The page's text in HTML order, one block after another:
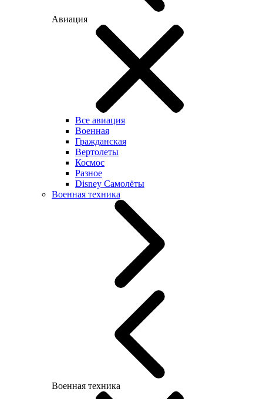
Авиация
Все авиация
Военная
Гражданская
Вертолеты
Космос
Разное
Disney Самолёты
Военная техника
Военная техника